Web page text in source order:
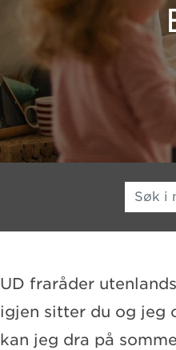
Søk i
UD fraråder
igjen sitter du og jeg
kan jeg dra på